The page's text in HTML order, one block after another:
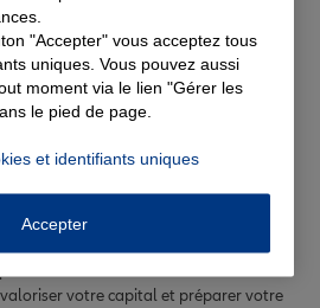
d'assurances, nous mettons à
faire et notre connaissance du
sur l'expertise de nos agents présents
voisines pour vous guider
en cas de coup dur.
:
rouler en toute sérénité à Pontchâteau
du quotidien.
: pour prendre soin de votre santé et
votre capital et préparer votre
"Accepter" vous acceptez tous
uniques. Vous pouvez aussi
moment via le lien "Gérer les
le pied de page.
et identifiants uniques
Accepter